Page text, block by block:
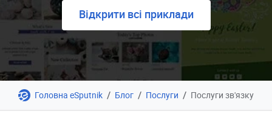
Відкрити всі приклади
Головна eSputnik / Блог / Послуги / Послуги зв'язку